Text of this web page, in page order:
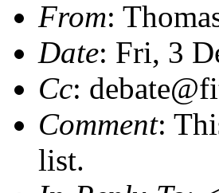
From:
Date: Fri, 3
Cc:
Comment:
list.